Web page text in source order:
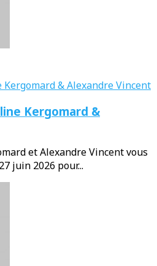
Kergomard &
et Alexandre Vincent vous
juin 2026 pour...